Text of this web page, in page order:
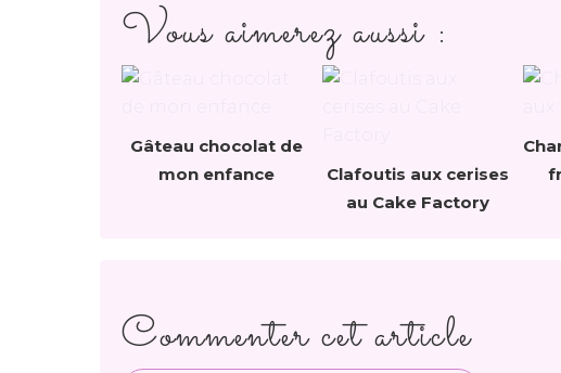
Vous aimerez aussi :
Gâteau chocolat de
mon enfance
Clafoutis aux cerises
au Cake Factory
Commenter cet article